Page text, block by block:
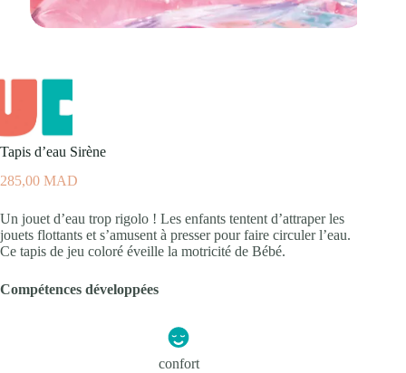
Tapis d’eau Sirène
285,00 MAD
Un jouet d’eau trop rigolo ! Les enfants tentent d’attraper les
jouets flottants et s’amusent à presser pour faire circuler l’eau.
Ce tapis de jeu coloré éveille la motricité de Bébé.
Compétences développées
confort